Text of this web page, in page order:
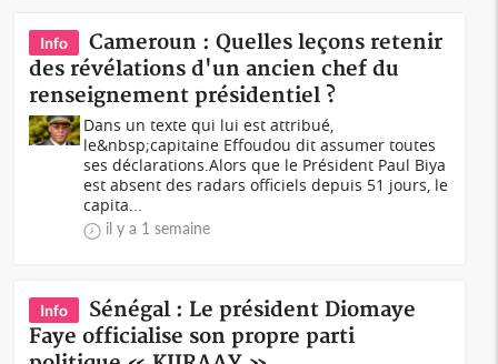
Info
Cameroun : Quelles leçons retenir
des révélations d'un ancien chef du
renseignement présidentiel ?
Dans un texte qui lui est attribué,
le&nbsp;capitaine Effoudou dit assumer toutes
ses déclarations.Alors que le Président Paul Biya
est absent des radars officiels depuis 51 jours, le
capita...
il y a 1 semaine
Info
Sénégal : Le président Diomaye
Faye officialise son propre parti